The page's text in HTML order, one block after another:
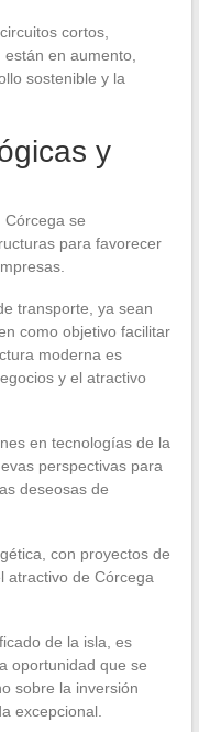
cortos,
en aumento,
sostenible y la
y
Córcega se
para favorecer
transporte, ya sean
como objetivo facilitar
moderna es
y el atractivo
en tecnologías de la
perspectivas para
deseosas de
con proyectos de
atractivo de Córcega
de la isla, es
oportunidad que se
sobre la inversión
excepcional.